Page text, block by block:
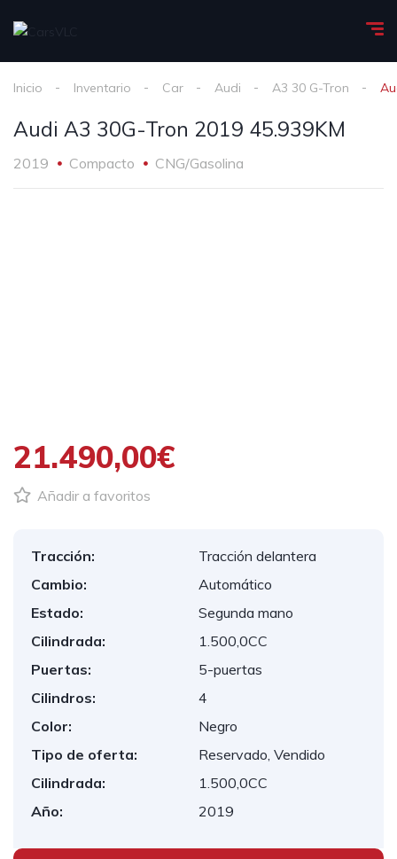
Inicio Inventario Car Audi A3 30 G-Tron
Audi A3 30G-Tron 2019 45.939KM
2019 Compacto CNG/Gasolina
21.490,00€
Añadir a favoritos
Tracción:
Tracción delantera
Cambio:
Automático
Estado:
Segunda mano
Cilindrada:
1.500,0CC
Puertas:
5-puertas
Cilindros:
4
Color:
Negro
Tipo de oferta:
Reservado, Vendido
Cilindrada:
1.500,0CC
Año:
2019